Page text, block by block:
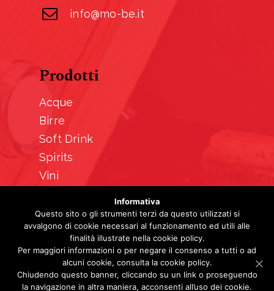
info@mo-be.it
Prodotti
Acque
Birre
Soft Drink
Spirits
Vini
© 2026 Mobe.
Informativa
Questo sito o gli strumenti terzi da questo utilizzati si
avvalgono di cookie necessari al funzionamento ed utili alle
finalità illustrate nella cookie policy.
Per maggiori informazioni o per negare il consenso a tutti o ad
alcuni cookie, consulta la cookie policy.
Chiudendo questo banner, cliccando su un link o proseguendo
la navigazione in altra maniera, acconsenti all’uso dei cookie.